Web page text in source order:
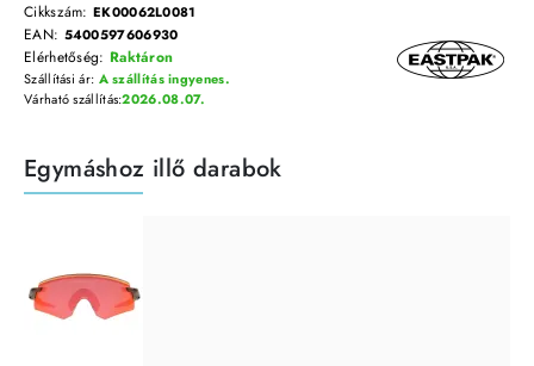
Cikkszám: EK00062L0081
EAN: 5400597606930
Elérhetőség: Raktáron
Várható szállítás:2026.08.07.
Szállítási ár: A szállítás ingyenes.
Egymáshoz illő darabok